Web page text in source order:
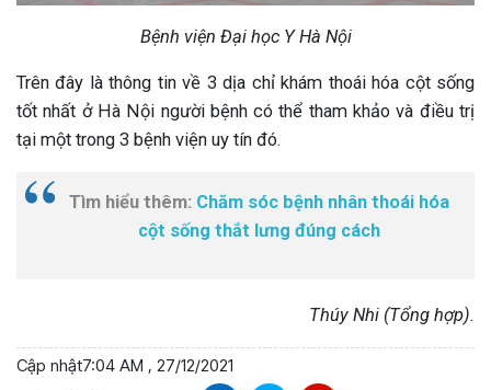
Bệnh viện Đại học Y Hà Nội
Trên đây là thông tin về 3 dịa chỉ khám thoái hóa cột sống
tốt nhất ở Hà Nội người bệnh có thể tham khảo và điều trị
tại một trong 3 bệnh viện uy tín đó.
Tìm hiểu thêm: Chăm sóc bệnh nhân thoái hóa
cột sống thắt lưng đúng cách
Thúy Nhi (Tổng hợp).
Cập nhật7:04 AM , 27/12/2021